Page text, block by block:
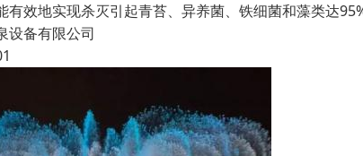
有效地实现杀灭引起青苔、异养菌、铁细菌和藻类达
设备有限公司